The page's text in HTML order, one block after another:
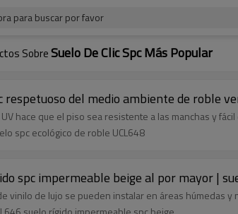
para buscar por favor
SobreSuelo De Clic Spc Más Popular
respetuoso del medio ambiente de roble
UV hace que el piso sea resistente a las manchas y
spc ecológico de roble UCL648
spc impermeable beige al por mayor |
vinilo de lujo se pueden instalar en áreas húmedas y